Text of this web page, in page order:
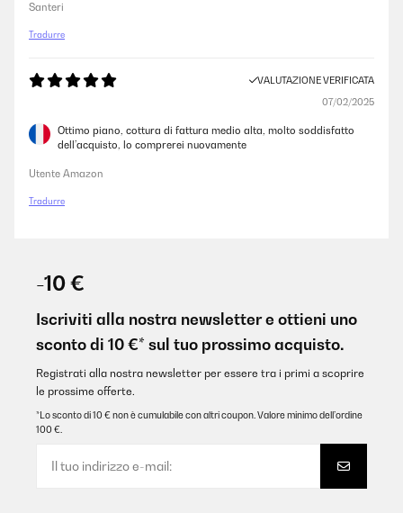
Santeri
Tradurre
VALUTAZIONE VERIFICATA
07/02/2025
Ottimo piano, cottura di fattura medio alta, molto soddisfatto
dell’acquisto, lo comprerei nuovamente
Utente Amazon
Tradurre
-10 €
Iscriviti alla nostra newsletter e ottieni uno
sconto di 10 €* sul tuo prossimo acquisto.
Registrati alla nostra newsletter per essere tra i primi a scoprire
le prossime offerte.
*Lo sconto di 10 € non è cumulabile con altri coupon. Valore minimo dell’ordine
100 €.